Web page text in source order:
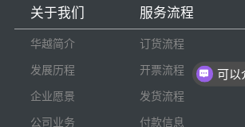
关于我们
华越简介
发展历程
企业愿景
公司业务
服务流程
订货流程
开票流程
发货流程
付款信息